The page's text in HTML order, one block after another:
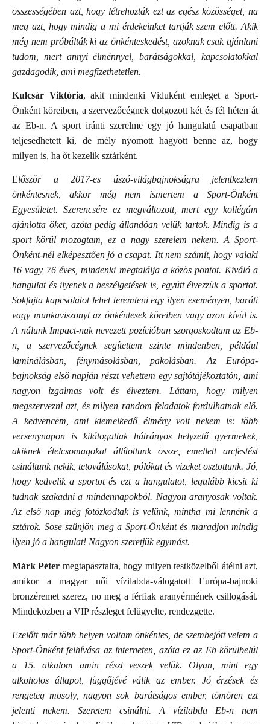
összességében azt, hogy létrehozták ezt az egész közösséget, na
meg azt, hogy mindig a mi érdekeinket tartják szem előtt. Akik
még nem próbálták ki az önkénteskedést, azoknak csak ajánlani
tudom, mert annyi élménnyel, barátságokkal, kapcsolatokkal
gazdagodik, ami megfizethetetlen.
Kulcsár Viktória, akit mindenki Viduként emleget a Sport-
Önként köreiben, a szervezőcégnek dolgozott két és fél héten át
az Eb-n. A sport iránti szerelme egy jó hangulatú csapatban
teljesedhetett ki, de mély nyomott hagyott benne az, hogy
milyen is, ha őt kezelik sztárként.
Először a 2017-es úszó-világbajnokságra jelentkeztem
önkéntesnek, akkor még nem ismertem a Sport-Önként
Egyesületet. Szerencsére ez megváltozott, mert egy kollégám
ajánlotta őket, azóta pedig állandóan velük tartok. Mindig is a
sport körül mozogtam, ez a nagy szerelem nekem. A Sport-
Önként-nél elképesztően jó a csapat. Itt nem számít, hogy valaki
16 vagy 76 éves, mindenki megtalálja a közös pontot. Kiváló a
hangulat és ilyenek a beszélgetések is, együtt élvezzük a sportot.
Sokfajta kapcsolatot lehet teremteni egy ilyen eseményen, baráti
vagy munkaviszonyt az önkéntesek köreiben vagy azon kívül is.
A nálunk Impact-nak nevezett pozícióban szorgoskodtam az Eb-
n, a szervezőcégnek segítettem szinte mindenben, például
laminálásban, fénymásolásban, pakolásban. Az Európa-
bajnokság első napján részt vehettem egy sajtótájékoztatón, ami
nagyon izgalmas volt és élveztem. Láttam, hogy milyen
megszervezni azt, és milyen random feladatok fordulhatnak elő.
A kedvencem, ami kiemelkedő élmény volt nekem is: több
versenynapon is kilátogattak hátrányos helyzetű gyermekek,
akiknek ételcsomagokat állítottunk össze, emellett arcfestést
csináltunk nekik, tetoválásokat, pólókat és vizeket osztottunk. Jó,
hogy kedvelik a sportot és ezt a hangulatot, legalább kicsit ki
tudnak szakadni a mindennapokból. Nagyon aranyosak voltak.
Az első nap még fotózkodtak is velünk, mintha mi lennénk a
sztárok. Sose szűnjön meg a Sport-Önként és maradjon mindig
ilyen jó a hangulat! Nagyon szeretjük egymást.
Márk Péter megtapasztalta, hogy milyen testközelből átélni azt,
amikor a magyar női vízilabda-válogatott Európa-bajnoki
bronzéremet szerez, no meg a férfiak aranyérmének csillogását.
Mindeközben a VIP részleget felügyelte, rendezgette.
Ezelőtt már több helyen voltam önkéntes, de szembejött velem a
Sport-Önként felhívása az interneten, azóta ez az Eb körülbelül
a 15. alkalom amin részt veszek velük. Olyan, mint egy
alkoholos állapot, függőjévé válik az ember. Jó érzések és
rengeteg mosoly, nagyon sok barátságos ember, tömören ezt
jelenti nekem. Szeretem csinálni. A vízilabda Eb-n nem